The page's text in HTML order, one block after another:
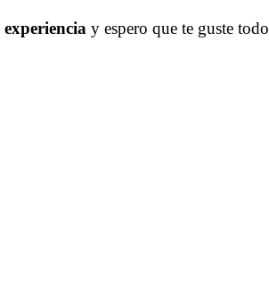
y espero que te guste todo